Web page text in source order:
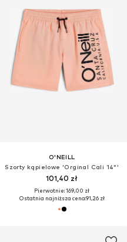
O'NEILL
Szorty kąpielowe 'Orginal Cali 14"'
101,40 zł
Pierwotnie: 169,00 zł
Ostatnia najniższa cena:91,26 zł